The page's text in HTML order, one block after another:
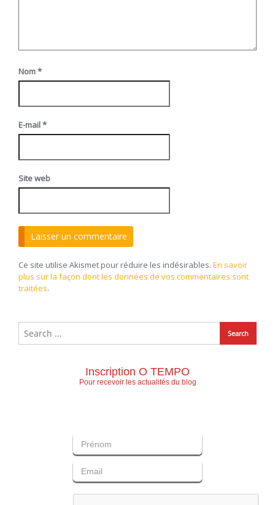
Nom*
E-mail*
Site web
Ce site utilise Akismet pour réduire les indésirables. En savoir
plus sur la façon dont les données de vos commentaires sont
traitées.
Inscription O TEMPO
Pour recevoir les actualités du blog